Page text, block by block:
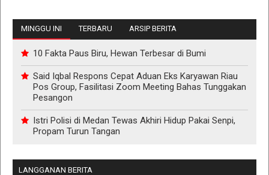
MINGGU INI TERBARU ARSIP BERITA
10 Fakta Paus Biru, Hewan Terbesar di Bumi
Said Iqbal Respons Cepat Aduan Eks Karyawan Riau
Pos Group, Fasilitasi Zoom Meeting Bahas Tunggakan
Pesangon
Istri Polisi di Medan Tewas Akhiri Hidup Pakai Senpi,
Propam Turun Tangan
LANGGANAN BERITA